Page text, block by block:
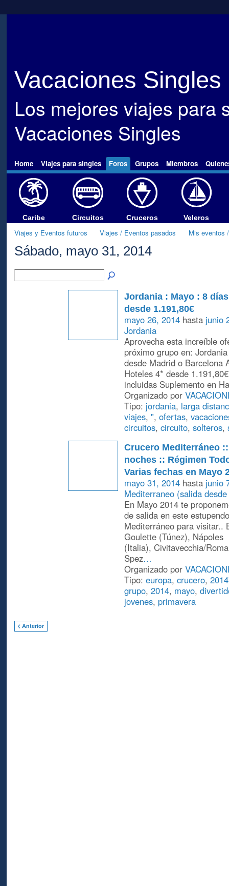
Vacaciones Singles
Los mejores viajes para
Vacaciones Singles
Home Viajes para singles Foros Grupos Miembros
Caribe Circuitos Cruceros Veleros
Viajes y Eventos futuros Viajes / Eventos pasados Mis eventos
Sábado, mayo 31, 2014
Jordania : Mayo : 8
desde 1.191,80€
mayo 26, 2014hasta junio
Jordania
Aprovecha esta increíble
próximo grupo en:
desde Madrid o Barcelona
Hoteles 4* desde
incluidas Suplemento en
Organizado por
Tipo: jordania, larga
viajes, ", ofertas,
circuitos, circuito, solteros,
Crucero Mediterráneo
noches :: Régimen
Varias fechas en Mayo
mayo 31, 2014hasta junio
Mediterraneo (salida
En Mayo 2014 te
de salida en este
Mediterráneo para visitar..
Goulette (Túnez), Nápoles
(Italia), Civitavecchia/
Spez…
Organizado por
Tipo: europa, crucero,
grupo, 2014, mayo,
jovenes, primavera
< Anterior